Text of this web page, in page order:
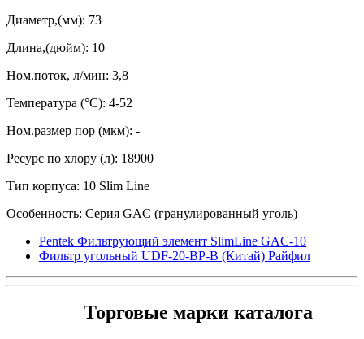
Диаметр,(мм): 73
Длина,(дюйм): 10
Ном.поток, л/мин: 3,8
Температура (°С): 4-52
Ном.размер пор (мкм): -
Ресурс по хлору (л): 18900
Тип корпуса: 10 Slim Line
Особенность: Серия GAC (гранулированный уголь)
Pentek Фильтрующий элемент SlimLine GAC-10
Фильтр угольный UDF-20-BP-B (Китай) Райфил
Торговые марки каталога